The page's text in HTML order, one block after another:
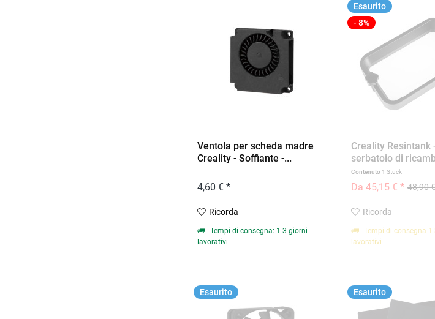
Ventola per scheda madre
Creality - Soffiante -...
4,60 € *
Ricorda
Tempi di consegna: 1-3 giorni
lavorativi
Esaurito
- 8%
Creality Resintank
serbatoio di
Contenuto 1 Stück
48,90
Da 45,15 € *
Ricorda
Tempi di consegna
lavorativi
Esaurito Esaurito